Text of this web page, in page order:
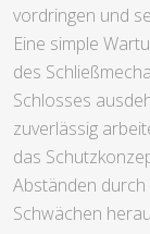
vordringen und
Eine simple
des
Schlosses
zuverlässig
das
Abständen
Schwächen